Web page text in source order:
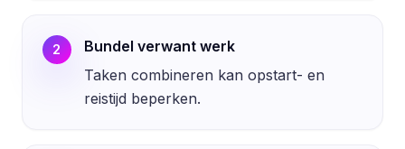
2
Bundel verwant werk
Taken combineren kan opstart- en
reistijd beperken.